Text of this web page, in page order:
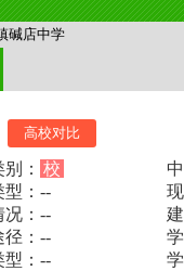
碱店中学
高校对比
： 校
型：--
况：--
径：--
型：--